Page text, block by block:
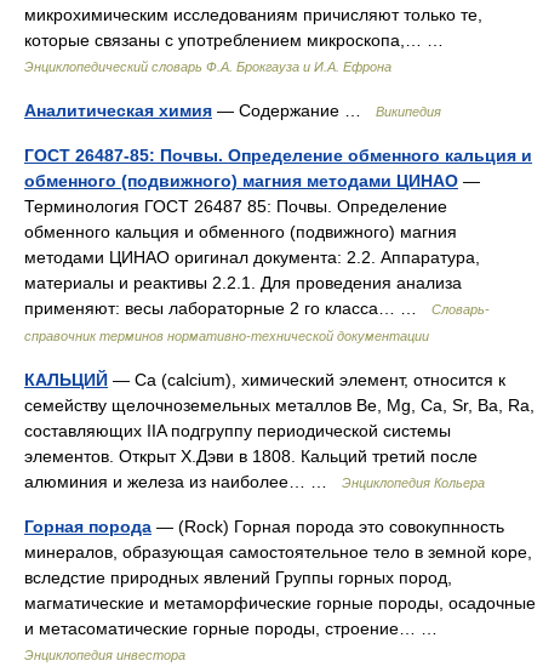
микрохимическим исследованиям причисляют только те,
которые связаны с употреблением микроскопа,… …
Энциклопедический словарь Ф.А. Брокгауза и И.А. Ефрона
Аналитическая химия — Содержание … Википедия
ГОСТ 26487-85: Почвы. Определение обменного кальция и
обменного (подвижного) магния методами ЦИНАО —
Терминология ГОСТ 26487 85: Почвы. Определение
обменного кальция и обменного (подвижного) магния
методами ЦИНАО оригинал документа: 2.2. Аппаратура,
материалы и реактивы 2.2.1. Для проведения анализа
применяют: весы лабораторные 2 го класса… …
Словарь-
справочник терминов нормативно-технической документации
КАЛЬЦИЙ — Ca (calcium), химический элемент, относится к
семейству щелочноземельных металлов Be, Mg, Ca, Sr, Ba, Ra,
составляющих IIA подгруппу периодической системы
элементов. Открыт Х.Дэви в 1808. Кальций третий после
алюминия и железа из наиболее… …
Энциклопедия Кольера
Горная порода — (Rock) Горная порода это совокупнность
минералов, образующая самостоятельное тело в земной коре,
вследстие природных явлений Группы горных пород,
магматические и метаморфические горные породы, осадочные
и метасоматические горные породы, строение… …
Энциклопедия инвестора